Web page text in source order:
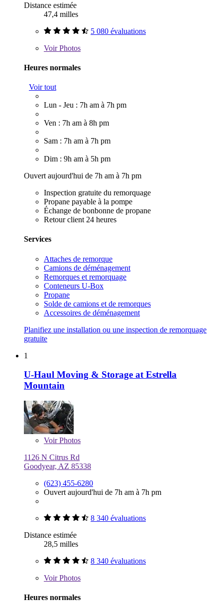
Distance estimée
47,4 milles
5 080 évaluations
VoirPhotos
Heures normales
Voir tout
Lun - Jeu : 7h am à 7h pm
Ven : 7h am à 8h pm
Sam : 7h am à 7h pm
Dim : 9h am à 5h pm
Ouvert aujourd'hui de 7h am à 7h pm
Inspection gratuite du remorquage
Propane payable à la pompe
Échange de bonbonne de propane
Retour client 24 heures
Services
Attaches de remorque
Camions de déménagement
Remorques et remorquage
Conteneurs U-Box
Propane
Solde de camions et de remorques
Accessoires de déménagement
Planifiez une installation ou une inspection de remorquage
gratuite
1
U-Haul Moving & Storage at Estrella
Mountain
VoirPhotos
1126 N Citrus Rd
Goodyear, AZ 85338
(623) 455-6280
Ouvert aujourd'hui de 7h am à 7h pm
8 340 évaluations
Distance estimée
28,5 milles
8 340 évaluations
VoirPhotos
Heures normales